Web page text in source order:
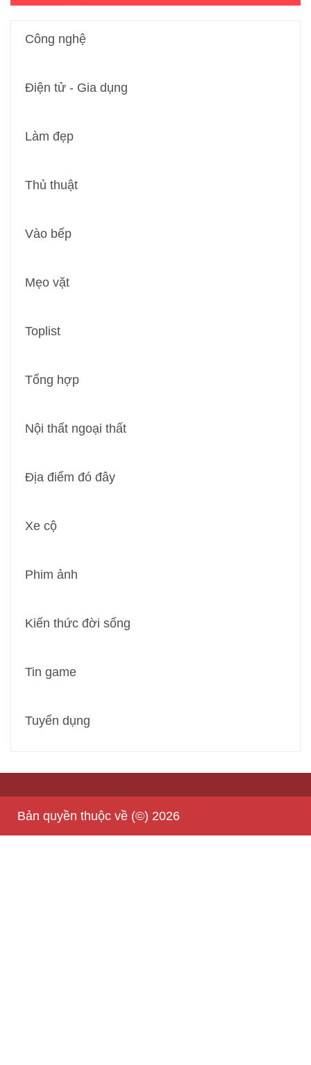
Công nghệ
Điện tử - Gia dụng
Làm đẹp
Thủ thuật
Vào bếp
Mẹo vặt
Toplist
Tổng hợp
Nội thất ngoại thất
Địa điểm đó đây
Xe cộ
Phim ảnh
Kiến thức đời sống
Tin game
Tuyển dụng
Bản quyền thuộc về (©) 2026